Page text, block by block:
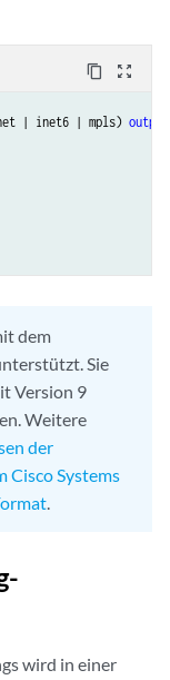
content_copy zoom_out_map
| inet6 | mpls) output
dem
Sie
Version 9
Weitere
der
Cisco Systems
wird in einer